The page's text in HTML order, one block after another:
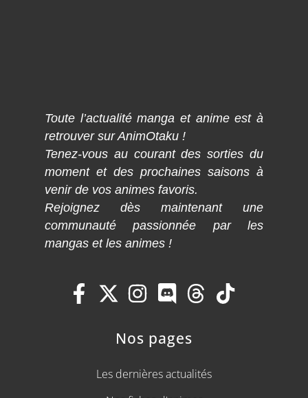
Toute l’actualité manga et anime est à
retrouver sur AnimOtaku !
Tenez-vous au courant des sorties du
moment et des prochaines saisons à
venir de vos animes favoris.
Rejoignez dès maintenant une
communauté passionnée par les
mangas et les animes !
Nos pages
Les dernières actualités